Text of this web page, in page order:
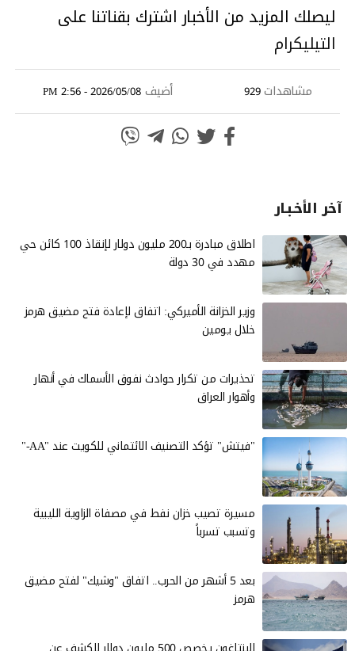
ليصلك المزيد من الأخبار اشترك بقناتنا على
التيليكرام
مشاهدات929 أضيف 2026/05/08 - 2:56 PM
آخر الأخـبـار
اطلاق مبادرة بـ200 مليون دولار لإنقاذ 100 كائن حي
مهدد في 30 دولة
وزير الخزانة الأميركي: اتفاق لإعادة فتح مضيق هرمز
خلال يومين
تحذيرات من تكرار حوادث نفوق الأسماك في أنهار
وأهوار العراق
"فيتش" تؤكد التصنيف الائتماني للكويت عند "AA-"
مسيرة تصيب خزان نفط في مصفاة الزاوية الليبية
وتسبب تسرباً
بعد 5 أشهر من الحرب.. اتفاق "وشيك" لفتح مضيق
هرمز